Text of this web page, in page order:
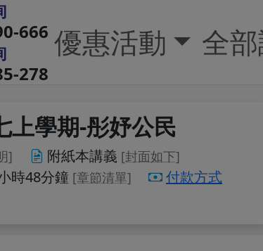
666
278
優惠活動 全
上學期-彤妤公民
] 附紙本講義 [封面如下]
時48分鐘 [章節清單] 付款方式